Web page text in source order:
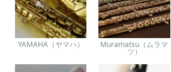
YAMAHA（ヤマハ） Muramatsu（ムラマ
ツ）